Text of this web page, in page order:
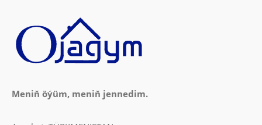
Meniň öýüm, meniň jennedim.